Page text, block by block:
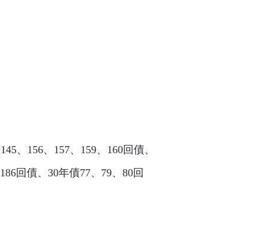
、156、157、159、160回債、
回債、30年債77、79、80回